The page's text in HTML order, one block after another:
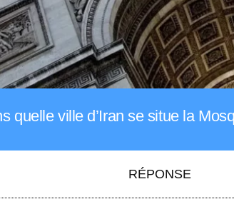
quelle ville d’Iran se situe la
RÉPONSE